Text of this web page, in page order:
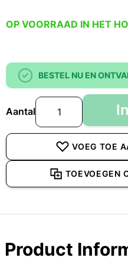
OP VOORRAAD IN HET
BESTEL NU EN
Aantal
VOEG TOE
TOEVOEGEN
Product